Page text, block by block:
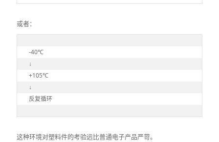
或者：
-40℃
↓
+105℃
↓
反复循环
这种环境对塑料件的考验远比普通电子产品严苛。